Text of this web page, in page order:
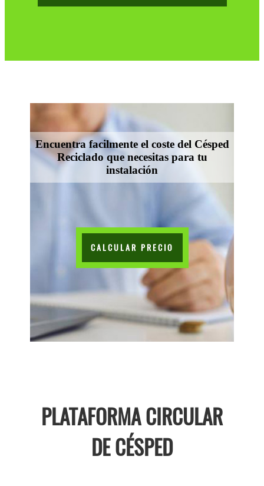
Encuentra facilmente el coste del Césped
Reciclado que necesitas para tu
instalación
CALCULAR PRECIO
PLATAFORMA CIRCULAR
DE CÉSPED